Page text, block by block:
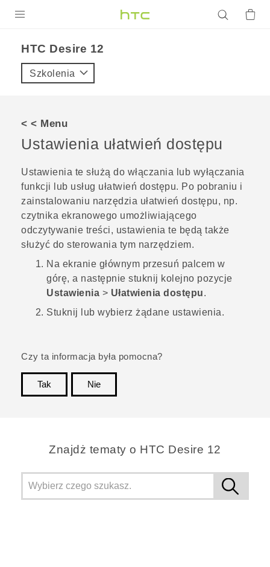
VIVE
POMOC TECHNICZNA
Urządzenia i akcesoria HTC
Zaloguj się
HTC Desire 12‎
Szkolenia
< < Menu
Ustawienia ułatwień dostępu
Ustawienia te służą do włączania lub wyłączania
funkcji lub usług ułatwień dostępu. Po pobraniu i
zainstalowaniu narzędzia ułatwień dostępu, np.
czytnika ekranowego umożliwiającego
odczytywanie treści, ustawienia te będą także
służyć do sterowania tym narzędziem.
Na ekranie głównym przesuń palcem w
górę, a następnie stuknij kolejno pozycje
Ustawienia > Ułatwienia dostępu.
Stuknij lub wybierz żądane ustawienia.
Czy ta informacja była pomocna?
Tak
Nie
Znajdż tematy o HTC Desire 12